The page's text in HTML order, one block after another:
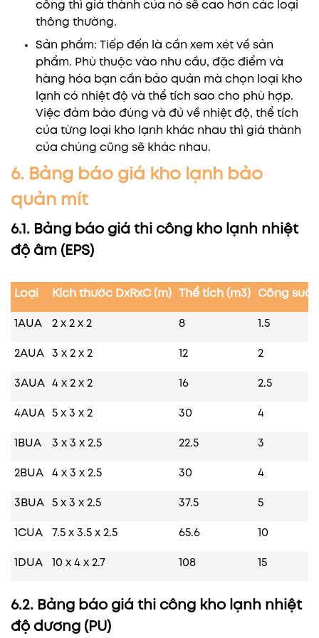
công thì giá thành của nó sẽ cao hơn các loại
thông thường.
Sản phẩm: Tiếp đến là cần xem xét về sản
phẩm. Phù thuộc vào nhu cầu, đặc điểm và
hàng hóa bạn cần bảo quản mà chọn loại kho
lạnh có nhiệt độ và thể tích sao cho phù hợp.
Việc đảm bảo đúng và đủ về nhiệt độ, thể tích
của từng loại kho lạnh khác nhau thì giá thành
của chúng cũng sẽ khác nhau.
6. Bảng báo giá kho lạnh bảo
quản mít
6.1. Bảng báo giá thi công kho lạnh nhiệt
độ âm (EPS)
Loại Kích thước DxRxC (m) Thể tích (m3) Công suất
1AUA 2 x 2 x 2 8 1.5
2AUA 3 x 2 x 2 12 2
3AUA 4 x 2 x 2 16 2.5
4AUA 5 x 3 x 2 30 4
1BUA 3 x 3 x 2.5 22.5 3
2BUA 4 x 3 x 2.5 30 4
3BUA 5 x 3 x 2.5 37.5 5
1CUA 7.5 x 3.5 x 2.5 65.6 10
1DUA 10 x 4 x 2.7 108 15
6.2. Bảng báo giá thi công kho lạnh nhiệt
độ dương (PU)